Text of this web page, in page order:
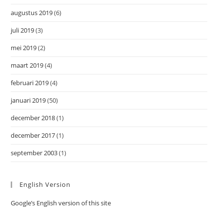
augustus 2019(6)
juli 2019(3)
mei 2019(2)
maart 2019(4)
februari 2019(4)
januari 2019(50)
december 2018(1)
december 2017(1)
september 2003(1)
English Version
Google’s English version of this site